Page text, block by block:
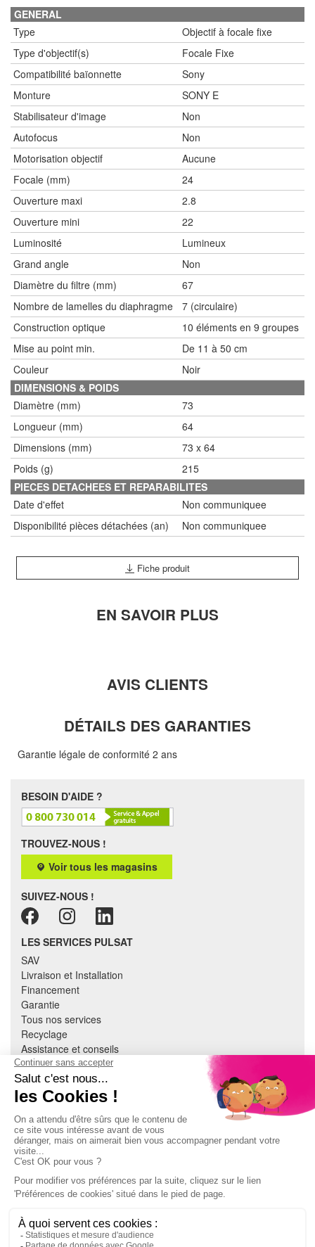
GENERAL
Type
Objectif à focale fixe
Type d'objectif(s)
Focale Fixe
Compatibilité baïonnette
Sony
Monture
SONY E
Stabilisateur d'image
Non
Autofocus
Non
Motorisation objectif
Aucune
Focale (mm)
24
Ouverture maxi
2.8
Ouverture mini
22
Luminosité
Lumineux
Grand angle
Non
Diamètre du filtre (mm)
67
Nombre de lamelles du diaphragme
7 (circulaire)
Construction optique
10 éléments en 9 groupes
Mise au point min.
De 11 à 50 cm
Couleur
Noir
DIMENSIONS & POIDS
Diamètre (mm)
73
Longueur (mm)
64
Dimensions (mm)
73 x 64
Poids (g)
215
PIECES DETACHEES ET REPARABILITES
Date d'effet
Non communiquee
Disponibilité pièces détachées (an)
Non communiquee
Fiche produit
EN SAVOIR PLUS
AVIS CLIENTS
DÉTAILS DES GARANTIES
Garantie légale de conformité 2 ans
BESOIN D'AIDE ?
TROUVEZ-NOUS !
Voir tous les magasins
SUIVEZ-NOUS !
LES SERVICES PULSAT
SAV
Livraison et Installation
Financement
Garantie
Tous nos services
Recyclage
Assistance et conseils
Cuisine équipée
Literie
Nous contacter
À PROPOS
CGV
Mentions légales
Données personnelles
Devenir adhérent
EN SAVOIR PLUS
Indice de réparabilité